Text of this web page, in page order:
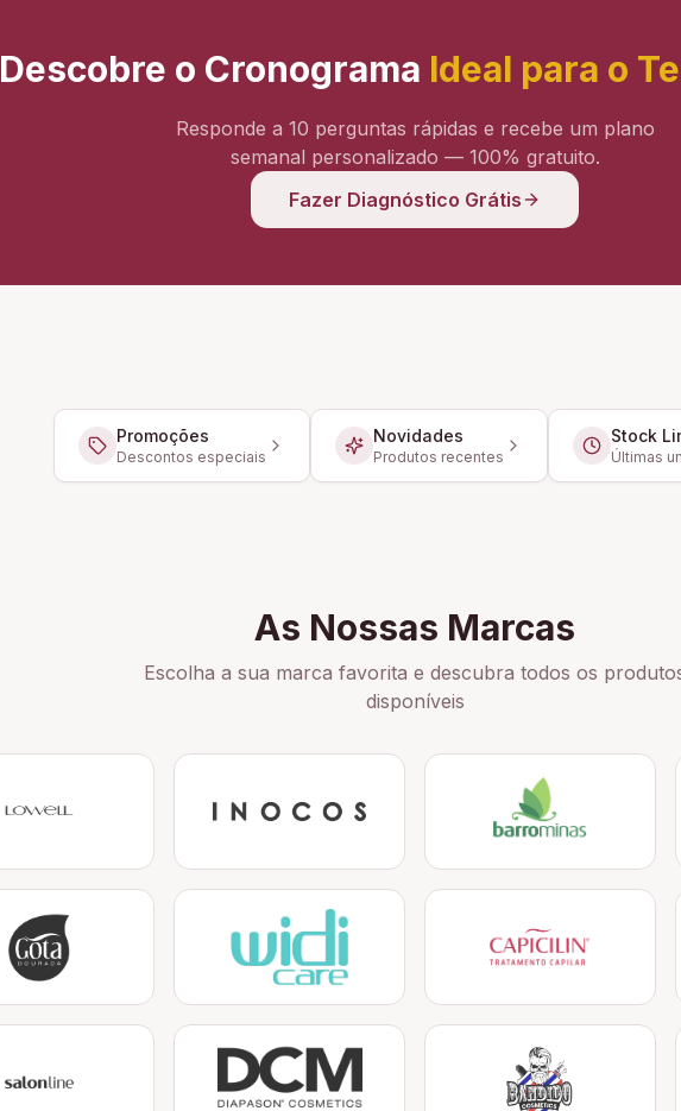
Descobre o Cronograma Ideal para o
Responde a 10 perguntas rápidas e recebe um plano
semanal personalizado — 100% gratuito.
Fazer Diagnóstico Grátis
Promoções
Descontos especiais
Novidades
Produtos recentes
Stock
Últimas
As Nossas Marcas
Escolha a sua marca favorita e descubra todos os
disponíveis